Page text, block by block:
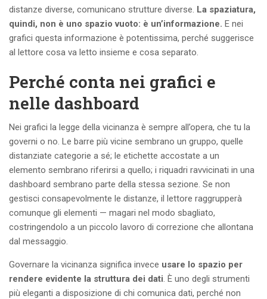
distanze diverse, comunicano strutture diverse. La spaziatura,
quindi, non è uno spazio vuoto: è un’informazione. E nei
grafici questa informazione è potentissima, perché suggerisce
al lettore cosa va letto insieme e cosa separato.
Perché conta nei grafici e
nelle dashboard
Nei grafici la legge della vicinanza è sempre all’opera, che tu la
governi o no. Le barre più vicine sembrano un gruppo, quelle
distanziate categorie a sé; le etichette accostate a un
elemento sembrano riferirsi a quello; i riquadri ravvicinati in una
dashboard sembrano parte della stessa sezione. Se non
gestisci consapevolmente le distanze, il lettore raggrupperà
comunque gli elementi — magari nel modo sbagliato,
costringendolo a un piccolo lavoro di correzione che allontana
dal messaggio.
Governare la vicinanza significa invece usare lo spazio per
rendere evidente la struttura dei dati . È uno degli strumenti
più eleganti a disposizione di chi comunica dati, perché non